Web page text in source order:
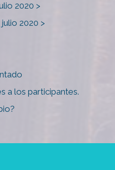
2020 >
2020 >
a los participantes.